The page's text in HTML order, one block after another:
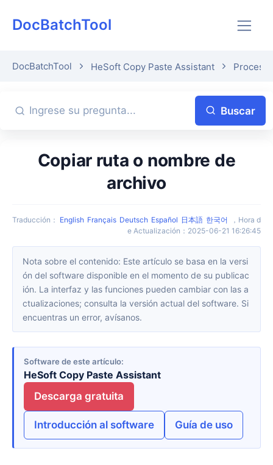
DocBatchTool
DocBatchTool HeSoft Copy Paste Assistant
Buscar
Copiar ruta o nombre de
archivo
Traducción ： English Français Deutsch Español 日本語 한국어 ， Hora d
e Actualización ： 2025-06-21 16:26:45
Nota sobre el contenido: Este artículo se basa en la versi
ón del software disponible en el momento de su publicac
ión. La interfaz y las funciones pueden cambiar con las a
ctualizaciones; consulta la versión actual del software. Si
encuentras un error, avísanos.
Software de este artículo
HeSoft Copy Paste Assistant
Descarga gratuita
Introducción al software Guía de uso